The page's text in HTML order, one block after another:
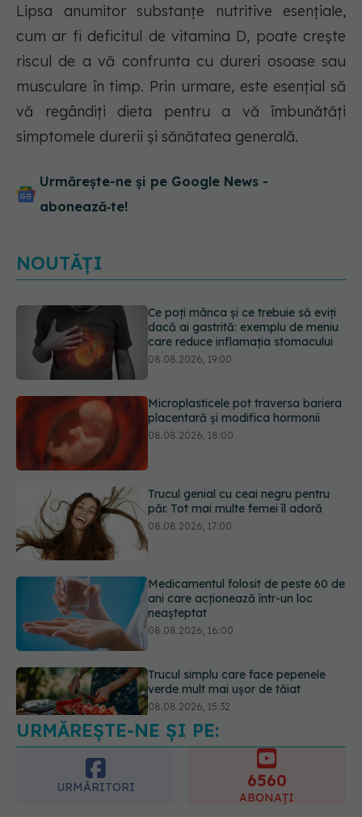
Lipsa anumitor substanțe nutritive esențiale,
cum ar fi deficitul de vitamina D, poate crește
riscul de a vă confrunta cu dureri osoase sau
musculare în timp. Prin urmare, este esențial să
vă regândiți dieta pentru a vă îmbunătăți
simptomele durerii și sănătatea generală.
Urmărește-ne și pe Google News -
abonează‑te!
NOUTĂȚI
Microplasticele pot traversa bariera
placentară și modifica hormonii
Trucul genial cu ceai negru pentru
păr. Tot mai multe femei îl adoră
08.08.2026, 17:00
Medicamentul folosit de peste 60 de
ani care acționează într-un loc
neașteptat
Trucul simplu care face pepenele
verde mult mai ușor de tăiat
08.08.2026, 15:32
Ce poți mânca și ce trebuie să eviți
dacă ai gastrită: exemplu de meniu
care reduce inflamația stomacului
08.08.2026, 19:00
URMĂREȘTE-NE ȘI PE:
URMĂRITORI
365 1401